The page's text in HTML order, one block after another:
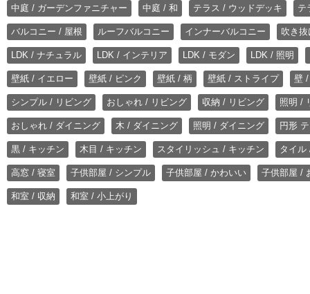
中庭 / ガーデンファニチャー 中庭 / 和 テラス / ウッドデッキ テ
バルコニー / 屋根 ルーフバルコニー インナーバルコニー 吹き
LDK / ナチュラル LDK / インテリア LDK / モダン LDK / 照明
壁紙 / イエロー 壁紙 / ピンク 壁紙 / 柄 壁紙 / ストライプ 壁
シンプル / リビング おしゃれ / リビング 収納 / リビング 照明 /
おしゃれ / ダイニング 木 / ダイニング 照明 / ダイニング 円形
黒 / キッチン 木目 / キッチン スタイリッシュ / キッチン タイル
高窓 / 寝室 子供部屋 / シンプル 子供部屋 / かわいい 子供部屋 /
和室 / 収納 和室 / 小上がり